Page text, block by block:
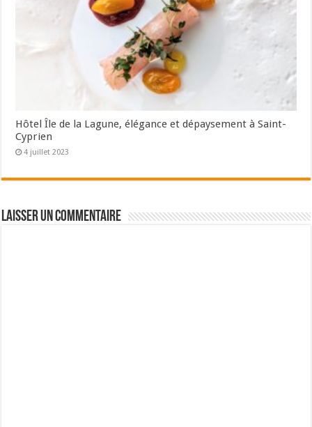
Hôtel Île de la Lagune, élégance et dépaysement à Saint-
Cyprien
4 juillet 2023
Laisser un commentaire